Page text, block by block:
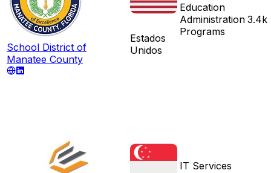
School District of
Manatee County
Estados
Unidos
Education
Administration
Programs
3.4k
IT Services